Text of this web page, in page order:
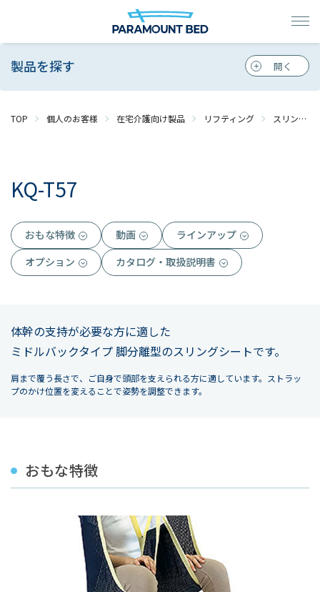
製品を探す
TOP 個人のお客様 在宅介護向け製品 リフティング スリングシート
KQ-T57
おもな特徴 動画
ラインアップ
オプション
カタログ・取扱説明書
体幹の支持が必要な方に適した
ミドルバックタイプ 脚分離型のスリングシートです。
肩まで覆う長さで、ご自身で頭部を支えられる方に適しています。ストラッ
プのかけ位置を変えることで姿勢を調整できます。
おもな特徴